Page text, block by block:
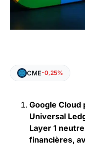
CME-0,25%
Google Cloud
Universal
Layer 1
financières,